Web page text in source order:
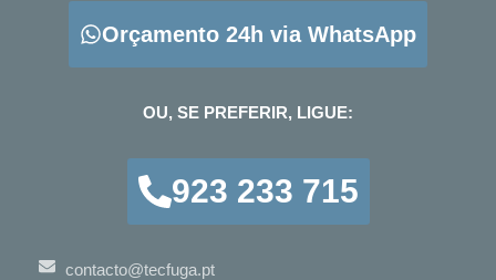
Orçamento 24h via WhatsApp
OU, SE PREFERIR, LIGUE:
923 233 715
contacto@tecfuga.pt